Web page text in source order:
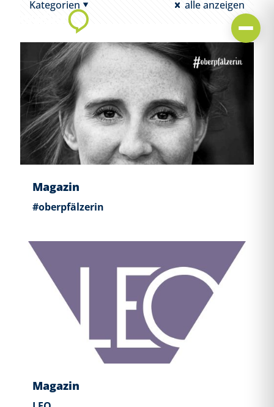
Kategorien alle anzeigen
Magazin
#oberpfälzerin
Magazin